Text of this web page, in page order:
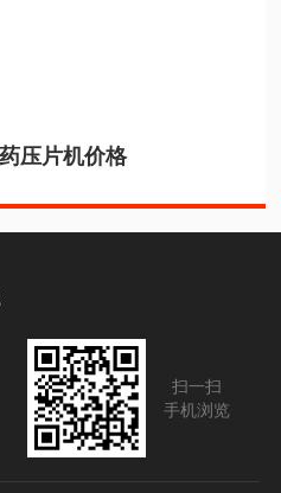
压片机价格
扫一扫
手机浏览